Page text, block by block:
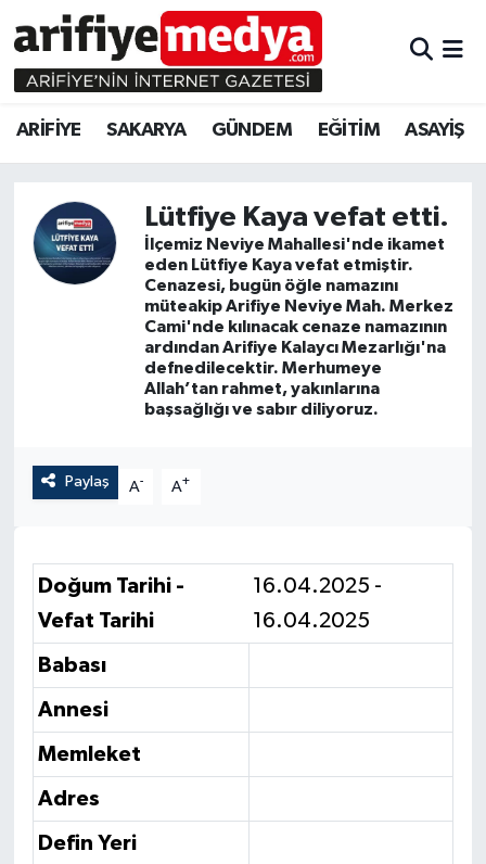
ARİFİYE SAKARYA GÜNDEM EĞİTİM ASAYİŞ
Lütfiye Kaya vefat etti.
İlçemiz Neviye Mahallesi'nde ikamet
eden Lütfiye Kaya vefat etmiştir.
Cenazesi, bugün öğle namazını
müteakip Arifiye Neviye Mah. Merkez
Cami'nde kılınacak cenaze namazının
ardından Arifiye Kalaycı Mezarlığı'na
defnedilecektir. Merhumeye
Allah’tan rahmet, yakınlarına
başsağlığı ve sabır diliyoruz.
Paylaş A- A+
Doğum Tarihi -
Vefat Tarihi
16.04.2025 -
16.04.2025
Babası
Annesi
Memleket
Adres
Defin Yeri
ARİFİYE
SAKARYA
EĞİTİM
EKONOMİ
ARİFİYE
GÜNDEM
EKONOMİ
Sakarya Hava Durumu
Sakarya Namaz Vakitleri
Süper Lig Puan Durumu ve Fikstür
Tüm Manşetler
Son Dakika Haberleri
Haber Arşivi